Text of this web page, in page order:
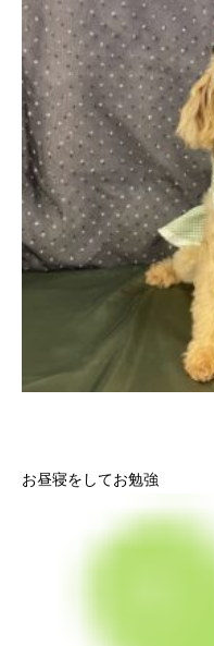
お昼寝をしてお勉強